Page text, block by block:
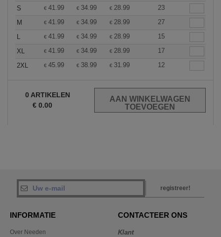
S
€ 41.99 € 34.99 € 28.99
23
M
€ 41.99 € 34.99 € 28.99
27
L
€ 41.99 € 34.99 € 28.99
15
XL
€ 41.99 € 34.99 € 28.99
17
2XL
€ 45.99 € 38.99 € 31.99 12
0 ARTIKELEN
€ 0.00
registreer!
INFORMATIE
Over Needen
CONTACTEER ONS
Klant